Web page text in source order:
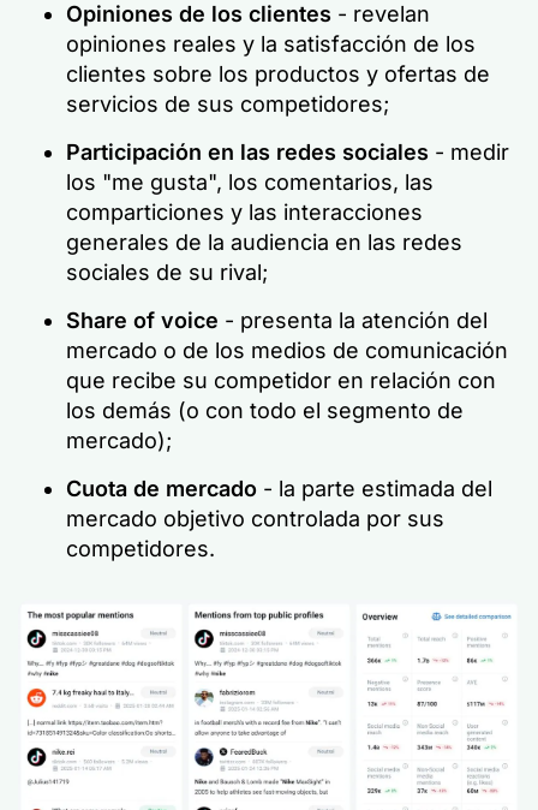
Opiniones de los clientes - revelan
opiniones reales y la satisfacción de los
clientes sobre los productos y ofertas de
servicios de sus competidores;
Participación en las redes sociales - medir
los "me gusta", los comentarios, las
comparticiones y las interacciones
generales de la audiencia en las redes
sociales de su rival;
Share of voice - presenta la atención del
mercado o de los medios de comunicación
que recibe su competidor en relación con
los demás (o con todo el segmento de
mercado);
Cuota de mercado - la parte estimada del
mercado objetivo controlada por sus
competidores.